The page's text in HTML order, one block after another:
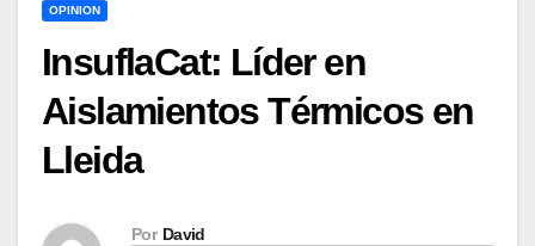
OPINION
InsuflaCat: Líder en
Aislamientos Térmicos en
Lleida
Por David